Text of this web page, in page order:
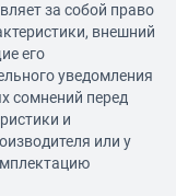
за собой право
внешний
его
уведомления
сомнений перед
и
или у